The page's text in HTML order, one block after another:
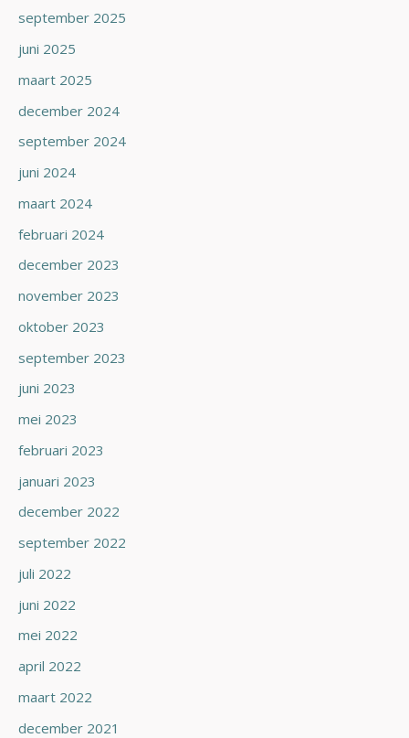
september 2025
juni 2025
maart 2025
december 2024
september 2024
juni 2024
maart 2024
februari 2024
december 2023
november 2023
oktober 2023
september 2023
juni 2023
mei 2023
februari 2023
januari 2023
december 2022
september 2022
juli 2022
juni 2022
mei 2022
april 2022
maart 2022
december 2021